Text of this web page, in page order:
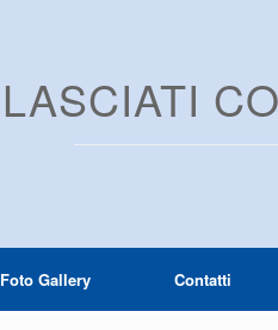
LASCIATI
Foto Gallery Contatti